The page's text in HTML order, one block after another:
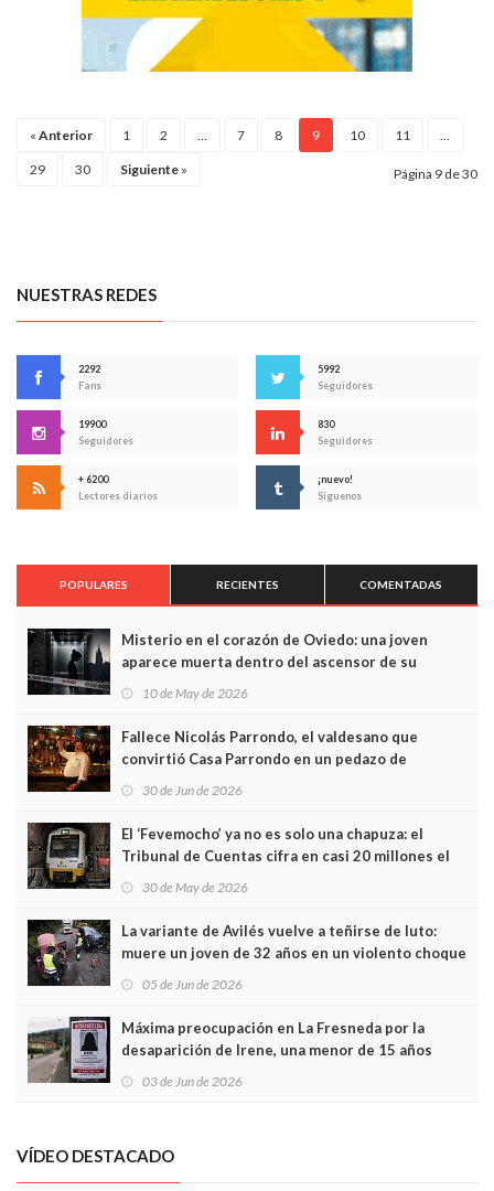
« Anterior 1 2 ... 7 8 9 10 11 ...
29 30 Siguiente » Página 9 de 30
NUESTRAS REDES
2292
Fans
5992
Seguidores
19900
Seguidores
830
Seguidores
+ 6200
Lectores diarios
¡nuevo!
Síguenos
POPULARES RECIENTES COMENTADAS
Misterio en el corazón de Oviedo: una joven
aparece muerta dentro del ascensor de su
edificio y las cámaras captan sus últimos minutos
10 de May de 2026
Fallece Nicolás Parrondo, el valdesano que
convirtió Casa Parrondo en un pedazo de
Asturias en Madrid
30 de Jun de 2026
El ‘Fevemocho’ ya no es solo una chapuza: el
Tribunal de Cuentas cifra en casi 20 millones el
sobrecoste de los trenes que no cabían por los
30 de May de 2026
La variante de Avilés vuelve a teñirse de luto:
muere un joven de 32 años en un violento choque
frontal
05 de Jun de 2026
Máxima preocupación en La Fresneda por la
desaparición de Irene, una menor de 15 años
03 de Jun de 2026
VÍDEO DESTACADO